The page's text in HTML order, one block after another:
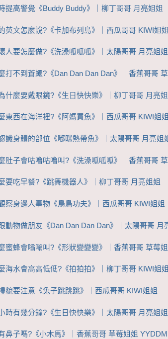
提高警覺《Buddy Buddy》｜柳丁哥哥 月亮姐姐
英文怎麼說?《卡加布列島》｜西瓜哥哥 KIWI姐姐
人要怎麼做?《洗澡呱呱呱》｜太陽哥哥 月亮姐姐
打不到蒼蠅?《Dan Dan Dan Dan》｜香蕉哥哥
什麼要戴眼鏡?《生日快快樂》｜柳丁哥哥 月亮姐
東西在海洋裡?《阿媽買魚》｜西瓜哥哥 KIWI姐姐
識身體的部位《嘟咪熱帶魚》｜太陽哥哥 月亮姐
肚子會咕嚕咕嚕叫?《洗澡呱呱呱》｜香蕉哥哥
要吃早餐?《跳舞機器人》｜柳丁哥哥 月亮姐姐
察身邊人事物《鳥鳥功夫》｜西瓜哥哥 KIWI姐姐
動物做朋友《Dan Dan Dan Dan》｜太陽哥哥 月
蜜蜂會嗡嗡叫?《形狀變變變》｜香蕉哥哥 草莓姐
海水會高高低低?《拍拍拍》｜柳丁哥哥 KIWI姐姐
貌要注意《兔子跳跳跳》｜西瓜哥哥 KIWI姐姐
時有幾分鐘?《生日快快樂》｜太陽哥哥 月亮姐姐
鼻子嗎?《小木馬》｜香蕉哥哥 草莓姐姐 YYDDM